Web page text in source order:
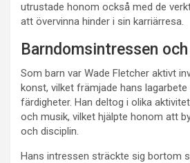
utrustade honom också med de
att övervinna hinder i sin karriärresa.
Barndomsintressen
Som barn var Wade Fletcher aktivt
konst, vilket främjade hans
färdigheter. Han deltog i olika
och musik, vilket hjälpte honom att
och disciplin.
Hans intressen sträckte sig bortom